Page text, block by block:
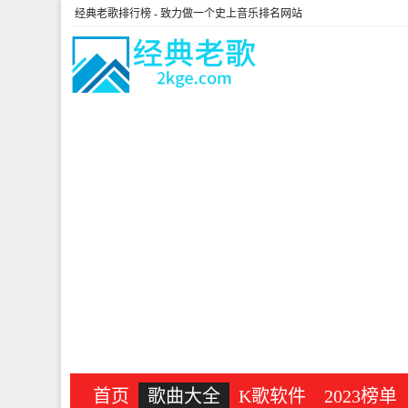
经典老歌排行榜 - 致力做一个史上音乐排名网站
首页 歌曲大全 K歌软件 2023榜单